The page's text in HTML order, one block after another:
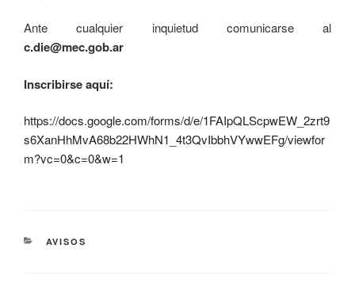
Ante cualquier inquietud comunicarse al
c.die@mec.gob.ar
Inscribirse aquí:
https://docs.google.com/forms/d/e/1FAIpQLScpwEW_2zrt9
s6XanHhMvA68b22HWhN1_4t3QvIbbhVYwwEFg/viewfor
m?vc=0&c=0&w=1
AVISOS